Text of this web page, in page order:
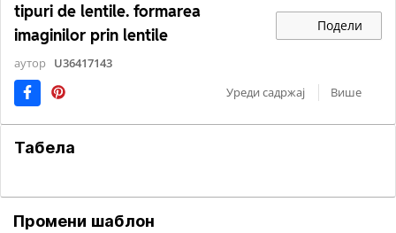
tipuri de lentile. formarea
imaginilor prin lentile
Подели
аутор
U36417143
Уреди садржај
Више
Табела
Промени шаблон